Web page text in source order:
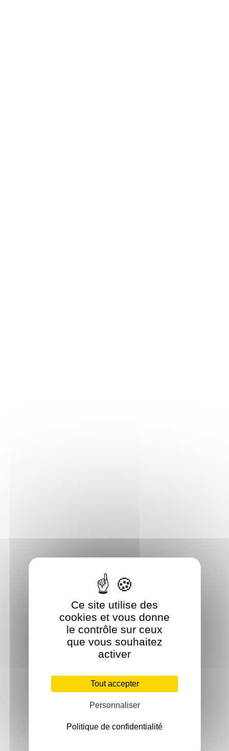
Ce site utilise des
cookies et vous donne
le contrôle sur ceux
que vous souhaitez
activer
Tout accepter
Personnaliser
Politique de confidentialité